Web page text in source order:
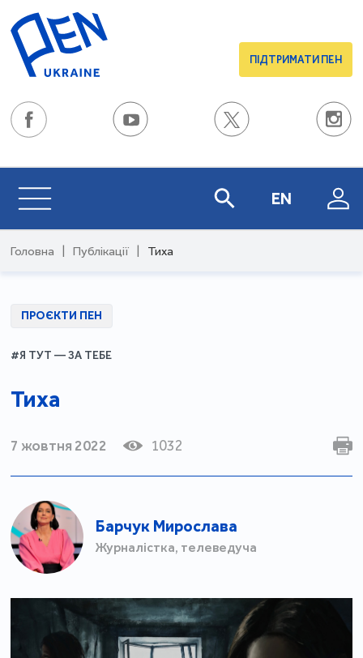
ПІДТРИМАТИ ПЕН
EN
Головна Публікації Тиха
ПРОЄКТИ ПЕН
#Я ТУТ — ЗА ТЕБЕ
Тиха
7 жовтня 2022 1032
Барчук Мирослава
Журналістка, телеведуча